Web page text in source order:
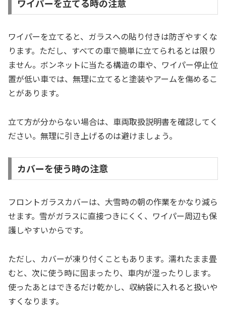
ワイパーを立てる時の注意
ワイパーを立てると、ガラスへの貼り付きは防ぎやすくな
ります。ただし、すべての車で簡単に立てられるとは限り
ません。ボンネットに当たる構造の車や、ワイパー停止位
置が低い車では、無理に立てると塗装やアームを傷めるこ
とがあります。
立て方が分からない場合は、車両取扱説明書を確認してく
ださい。無理に引き上げるのは避けましょう。
カバーを使う時の注意
フロントガラスカバーは、大雪時の朝の作業をかなり減ら
せます。雪がガラスに直接つきにくく、ワイパー周辺も保
護しやすいからです。
ただし、カバーが凍り付くこともあります。濡れたまま畳
むと、次に使う時に固まったり、車内が湿ったりします。
使ったあとはできるだけ乾かし、収納袋に入れると扱いや
すくなります。